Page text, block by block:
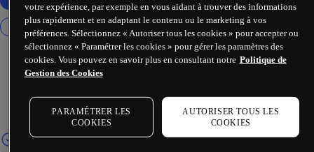
votre expérience, par exemple en vous aidant à trouver des informations
plus rapidement et en adaptant le contenu ou le marketing à vos
préférences. Sélectionnez « Autoriser tous les cookies » pour accepter ou
sélectionnez « Paramétrer les cookies » pour gérer les paramètres des
cookies. Vous pouvez en savoir plus en consultant notre Politique de
Gestion des Cookies
PARAMÉTRER LES
COOKIES
AUTORISER TOUS LES
COOKIES